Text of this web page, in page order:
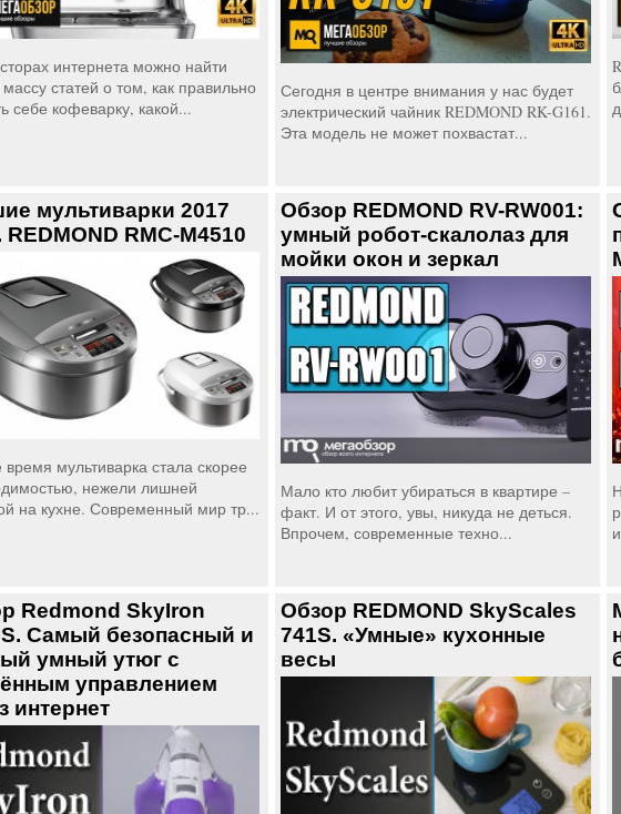
интернета можно найти
массу статей о том, как правильно
себе кофеварку, какой...
Сегодня в центре внимания у нас будет
электрический чайник REDMOND RK-G161.
Эта модель не может похвастат...
мультиварки 2017
REDMOND RMC-M4510
мультиварка стала скорее
нежели лишней
на кухне. Современный мир тр...
Обзор REDMOND RV-RW001:
умный робот-скалолаз для
мойки окон и зеркал
Мало кто любит убираться в квартире –
факт. И от этого, увы, никуда не деться.
Впрочем, современные техно...
Redmond SkyIron
Самый безопасный и
умный утюг с
управлением
интернет
Обзор REDMOND SkyScales
741S. «Умные» кухонные
весы